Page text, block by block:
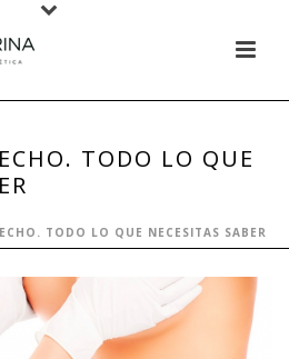
TODO LO QUE
TODO LO QUE NECESITAS SABER